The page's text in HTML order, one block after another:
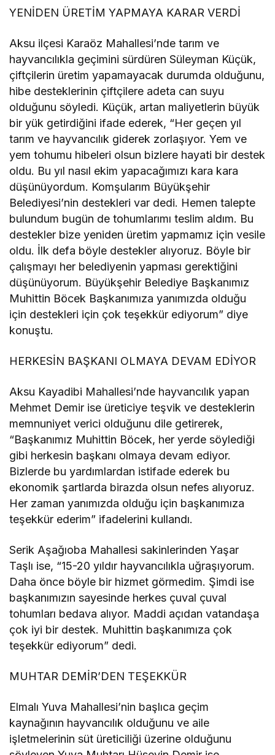
YENİDEN ÜRETİM YAPMAYA KARAR VERDİ
Aksu ilçesi Karaöz Mahallesi’nde tarım ve
hayvancılıkla geçimini sürdüren Süleyman Küçük,
çiftçilerin üretim yapamayacak durumda olduğunu,
hibe desteklerinin çiftçilere adeta can suyu
olduğunu söyledi. Küçük, artan maliyetlerin büyük
bir yük getirdiğini ifade ederek, “Her geçen yıl
tarım ve hayvancılık giderek zorlaşıyor. Yem ve
yem tohumu hibeleri olsun bizlere hayati bir destek
oldu. Bu yıl nasıl ekim yapacağımızı kara kara
düşünüyordum. Komşularım Büyükşehir
Belediyesi’nin destekleri var dedi. Hemen talepte
bulundum bugün de tohumlarımı teslim aldım. Bu
destekler bize yeniden üretim yapmamız için vesile
oldu. İlk defa böyle destekler alıyoruz. Böyle bir
çalışmayı her belediyenin yapması gerektiğini
düşünüyorum. Büyükşehir Belediye Başkanımız
Muhittin Böcek Başkanımıza yanımızda olduğu
için destekleri için çok teşekkür ediyorum” diye
konuştu.
HERKESİN BAŞKANI OLMAYA DEVAM EDİYOR
Aksu Kayadibi Mahallesi’nde hayvancılık yapan
Mehmet Demir ise üreticiye teşvik ve desteklerin
memnuniyet verici olduğunu dile getirerek,
“Başkanımız Muhittin Böcek, her yerde söylediği
gibi herkesin başkanı olmaya devam ediyor.
Bizlerde bu yardımlardan istifade ederek bu
ekonomik şartlarda birazda olsun nefes alıyoruz.
Her zaman yanımızda olduğu için başkanımıza
teşekkür ederim” ifadelerini kullandı.
Serik Aşağıoba Mahallesi sakinlerinden Yaşar
Taşlı ise, “15-20 yıldır hayvancılıkla uğraşıyorum.
Daha önce böyle bir hizmet görmedim. Şimdi ise
başkanımızın sayesinde herkes çuval çuval
tohumları bedava alıyor. Maddi açıdan vatandaşa
çok iyi bir destek. Muhittin başkanımıza çok
teşekkür ediyorum” dedi.
MUHTAR DEMİR’DEN TEŞEKKÜR
Elmalı Yuva Mahallesi’nin başlıca geçim
kaynağının hayvancılık olduğunu ve aile
işletmelerinin süt üreticiliği üzerine olduğunu